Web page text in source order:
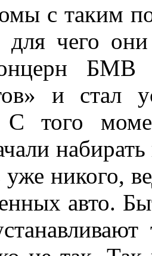
с таким
для чего
БМВ
и стал
того
никого,
авто.